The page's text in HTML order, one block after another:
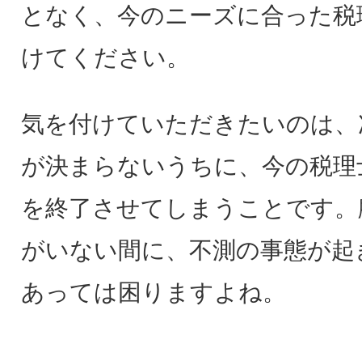
となく、今のニーズに合った
けてください。
気を付けていただきたいのは
が決まらないうちに、今の税
を終了させてしまうことです
がいない間に、不測の事態が
あっては困りますよね。